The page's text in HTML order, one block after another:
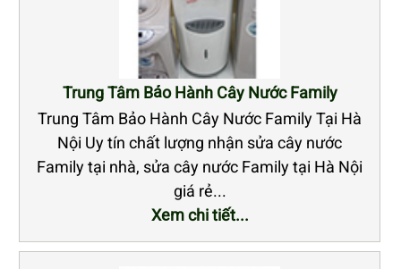
Trung Tâm Bảo Hành Cây Nước Family
Trung Tâm Bảo Hành Cây Nước Family Tại Hà
Nội Uy tín chất lượng nhận sửa cây nước
Family tại nhà, sửa cây nước Family tại Hà Nội
giá rẻ...
Xem chi tiết...